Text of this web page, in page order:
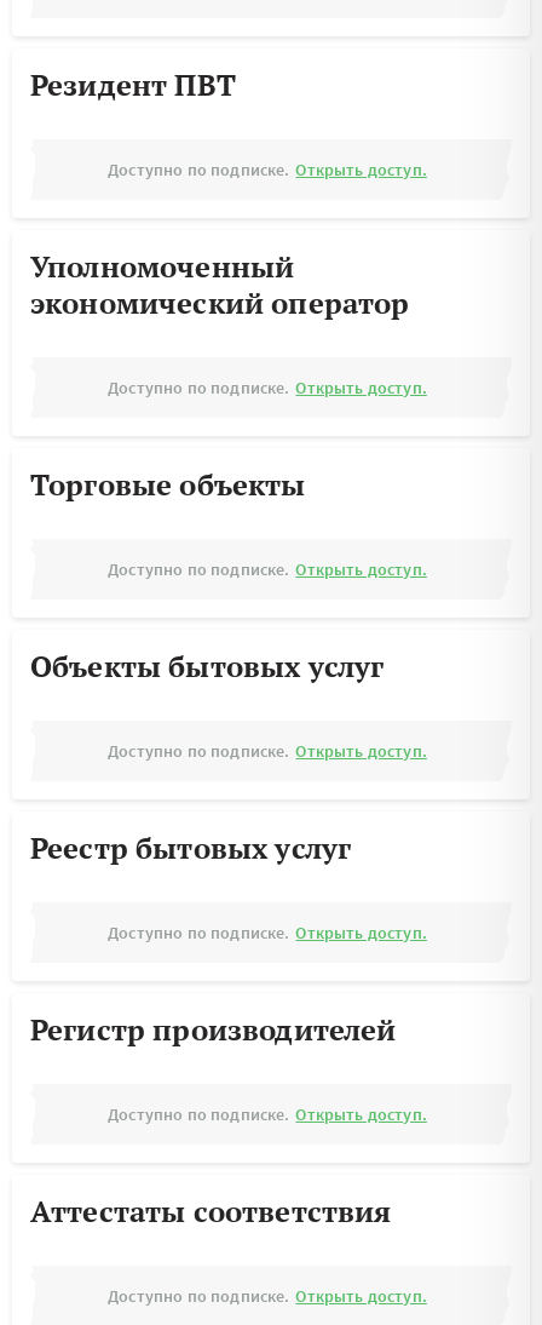
Резидент ПВТ
Доступно по подписке. Открыть доступ.
Уполномоченный
экономический оператор
Доступно по подписке. Открыть доступ.
Торговые объекты
Доступно по подписке. Открыть доступ.
Объекты бытовых услуг
Доступно по подписке. Открыть доступ.
Реестр бытовых услуг
Доступно по подписке. Открыть доступ.
Регистр производителей
Доступно по подписке. Открыть доступ.
Аттестаты соответствия
Доступно по подписке. Открыть доступ.